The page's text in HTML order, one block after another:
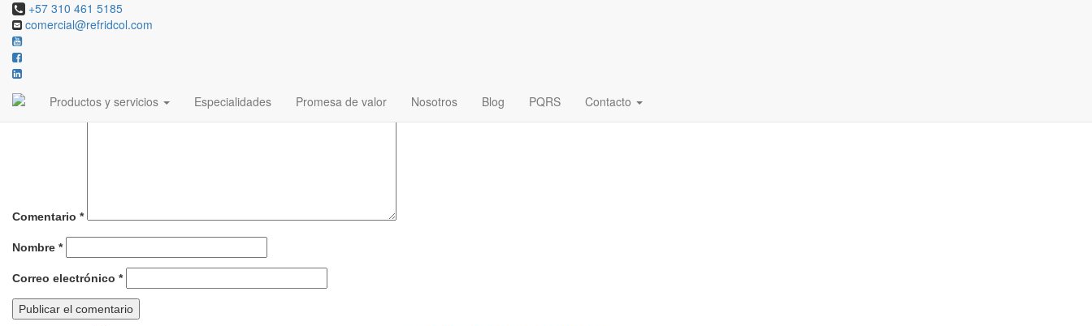
+57 310 461 5185
comercial@refridcol.com
Productos y servicios Especialidades Promesa de valor Nosotros Blog PQRS Contacto
Deja una respuesta
Tu dirección de correo electrónico no será publicada.
Comentario *
Nombre *
Correo electrónico *